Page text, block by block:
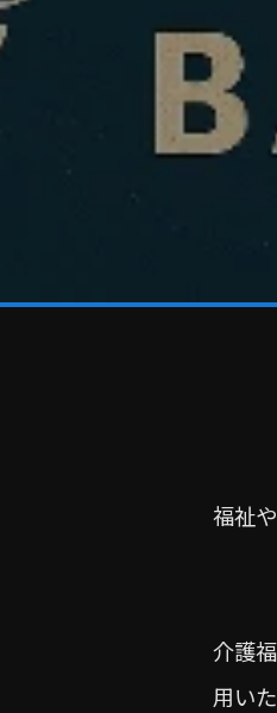
福祉
介護
用い